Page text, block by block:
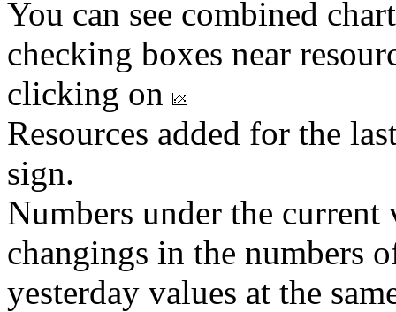
You can see combined
checking boxes near
clicking on
Resources added for the
sign.
Numbers under the
changings in the numbers
yesterday values at the